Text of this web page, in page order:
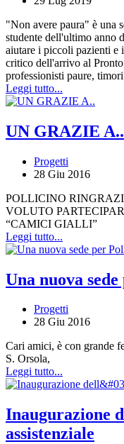
"Non avere paura" è una
studente dell'ultimo anno
aiutare i piccoli pazienti e
critico dell'arrivo al
professionisti paure,
Leggi tutto...
UN GRAZIE A..
Progetti
28 Giu 2016
POLLICINO
VOLUTO
“CAMICI GIALLI”
Leggi tutto...
Una nuova
Progetti
28 Giu 2016
Cari amici, è con grande
S. Orsola,
Leggi tutto...
Inaugurazione
assistenziale